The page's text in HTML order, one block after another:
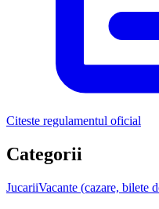
Citeste regulamentul oficial
Categorii
JucariiVacante (cazare, bilete